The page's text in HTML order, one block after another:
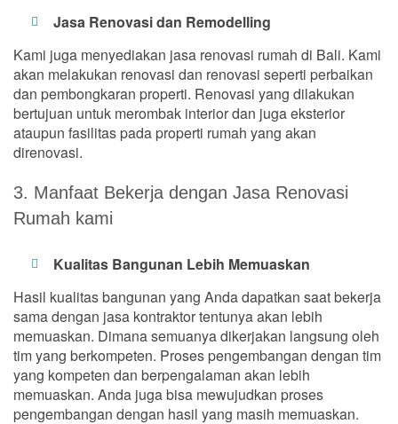
Jasa Renovasi dan Remodelling
Kami juga menyediakan jasa renovasi rumah di Bali. Kami
akan melakukan renovasi dan renovasi seperti perbaikan
dan pembongkaran properti. Renovasi yang dilakukan
bertujuan untuk merombak interior dan juga eksterior
ataupun fasilitas pada properti rumah yang akan
direnovasi.
3. Manfaat Bekerja dengan Jasa Renovasi
Rumah kami
Kualitas Bangunan Lebih Memuaskan
Hasil kualitas bangunan yang Anda dapatkan saat bekerja
sama dengan jasa kontraktor tentunya akan lebih
memuaskan. Dimana semuanya dikerjakan langsung oleh
tim yang berkompeten. Proses pengembangan dengan tim
yang kompeten dan berpengalaman akan lebih
memuaskan. Anda juga bisa mewujudkan proses
pengembangan dengan hasil yang masih memuaskan.